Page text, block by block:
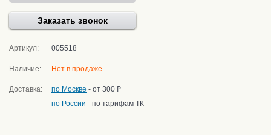
Заказать звонок
Артикул: 005518
Наличие: Нет в продаже
Доставка: по Москве - от 300 ₽
по России - по тарифам ТК